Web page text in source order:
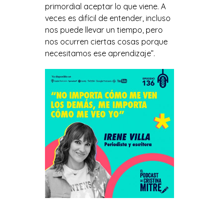
primordial aceptar lo que viene. A
veces es difícil de entender, incluso
nos puede llevar un tiempo, pero
nos ocurren ciertas cosas porque
necesitamos ese aprendizaje”.